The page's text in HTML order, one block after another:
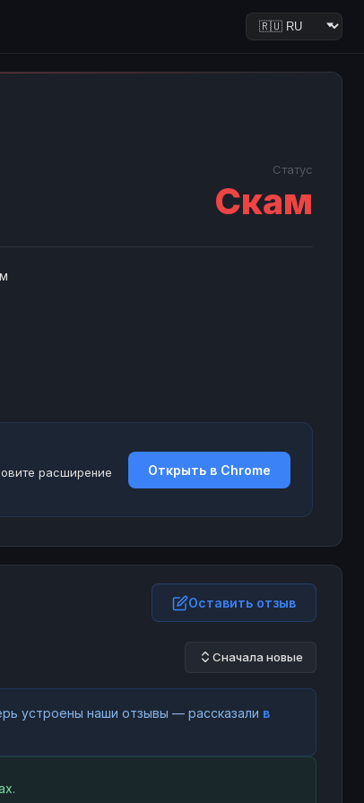
Статус
Скам
расширение
Открыть в Chrome
Оставить отзыв
Сначала новые
устроены наши отзывы — рассказали в